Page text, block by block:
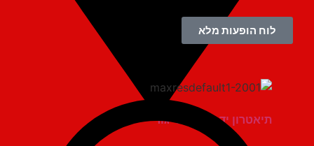
תיאטרון יד למגינים יגור
לוח הופעות מלא